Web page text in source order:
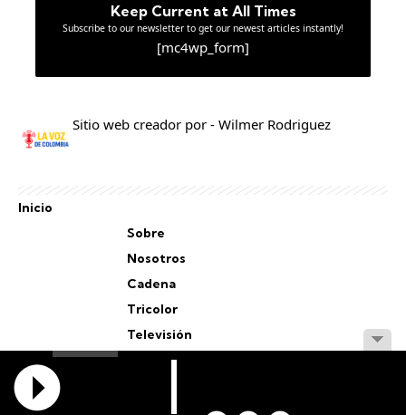
Keep Current at All Times
Subscribe to our newsletter to get our newest articles instantly!
[mc4wp_form]
Sitio web creador por - Wilmer Rodriguez
Inicio
Sobre
Nosotros
Cadena
Tricolor
Televisión
Personal